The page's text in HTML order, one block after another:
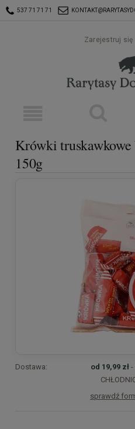
537 71 71 71
Zarejestruj się
Krówki
150g
Dostawa: od 19,99 zł -
Cena nie zawiera ewentualnych
sprawdź